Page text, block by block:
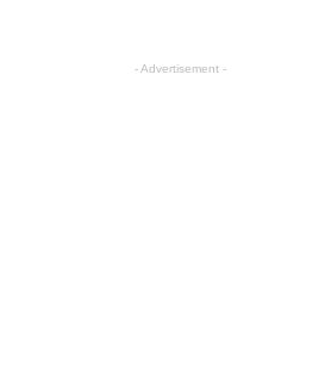
- Advertisement -